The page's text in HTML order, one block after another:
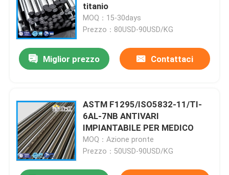
titanio
MOQ：15-30days
Prezzo：80USD-90USD/KG
Miglior prezzo Contattaci
ASTM F1295/ISO5832-11/TI-
6AL-7NB ANTIVARI
IMPIANTABILE PER MEDICO
MOQ：Azione pronte
Prezzo：50USD-90USD/KG